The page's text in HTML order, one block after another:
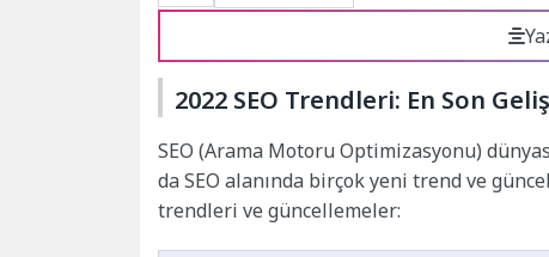
2022 SEO Trendleri: En Son
SEO (Arama Motoru Optimizasyonu)
da SEO alanında birçok yeni trend ve
trendleri ve güncellemeler: